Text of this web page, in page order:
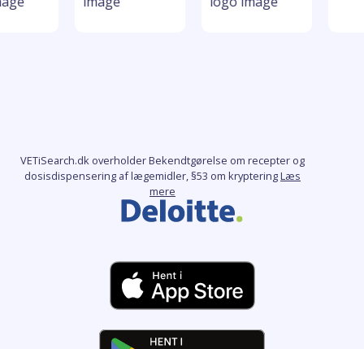
VETiSearch.dk overholder Bekendtgørelse om recepter og
dosisdispensering af lægemidler, §53 om krypteringLæs
mere